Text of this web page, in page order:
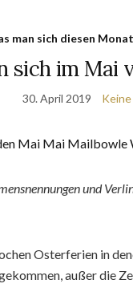
man sich diesen
sich im Mai
30. April 2019
und
Osterferien in
außer die